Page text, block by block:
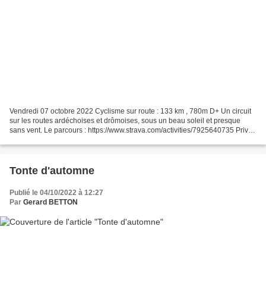
Vendredi 07 octobre 2022 Cyclisme sur route : 133 km , 780m D+ Un circuit
sur les routes ardéchoises et drômoises, sous un beau soleil et presque
sans vent. Le parcours : https://www.strava.com/activities/7925640735 Privas
Tonte d'automne
Publié le 04/10/2022 à 12:27
Par Gerard BETTON